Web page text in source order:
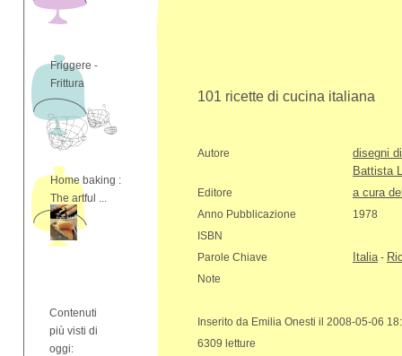
Friggere -
Frittura
Home baking :
The artful ...
Contenuti
più visti di
oggi:
101 ricette di cucina italiana
Autore
disegni
Battista
Editore a cura
Anno Pubblicazione
1978
ISBN
Parole Chiave
Italia-
Note
Inserito da Emilia Onesti il 2008-05-06
6309 letture